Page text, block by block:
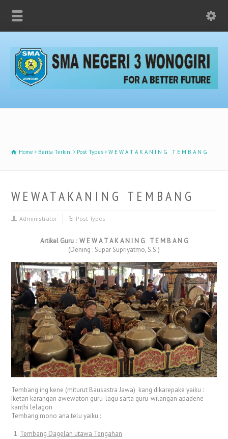
Home Berita Terkini Post Types W E W A T A K A N I N G T E M B A N G
W E W A T A K A N I N G T E M B A N G
Administrator Post Types
Artikel Guru : W E W A T A K A N I N G T E M B A N G
(Dening : Supar Supriyatmo, S.S.)
Tembang ing kene (miturut Bausastra Jawa) kang dikarepake yaiku :
Iketan karangan awewaton guru-lagu sarta guru-wilangan apadene
kanthi lelagon
Tembang mono ana telu yaiku :
Tembang Dagelan utawa Tengahan